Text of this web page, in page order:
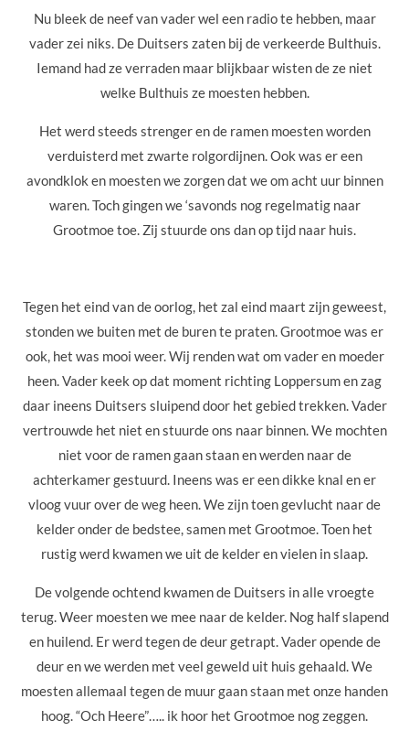
Nu bleek de neef van vader wel een radio te hebben, maar
vader zei niks. De Duitsers zaten bij de verkeerde Bulthuis.
Iemand had ze verraden maar blijkbaar wisten de ze niet
welke Bulthuis ze moesten hebben.
Het werd steeds strenger en de ramen moesten worden
verduisterd met zwarte rolgordijnen. Ook was er een
avondklok en moesten we zorgen dat we om acht uur binnen
waren. Toch gingen we ‘savonds nog regelmatig naar
Grootmoe toe. Zij stuurde ons dan op tijd naar huis.
Tegen het eind van de oorlog, het zal eind maart zijn geweest,
stonden we buiten met de buren te praten. Grootmoe was er
ook, het was mooi weer. Wij renden wat om vader en moeder
heen. Vader keek op dat moment richting Loppersum en zag
daar ineens Duitsers sluipend door het gebied trekken. Vader
vertrouwde het niet en stuurde ons naar binnen. We mochten
niet voor de ramen gaan staan en werden naar de
achterkamer gestuurd. Ineens was er een dikke knal en er
vloog vuur over de weg heen. We zijn toen gevlucht naar de
kelder onder de bedstee, samen met Grootmoe. Toen het
rustig werd kwamen we uit de kelder en vielen in slaap.
De volgende ochtend kwamen de Duitsers in alle vroegte
terug. Weer moesten we mee naar de kelder. Nog half slapend
en huilend. Er werd tegen de deur getrapt. Vader opende de
deur en we werden met veel geweld uit huis gehaald. We
moesten allemaal tegen de muur gaan staan met onze handen
hoog. “Och Heere”….. ik hoor het Grootmoe nog zeggen.